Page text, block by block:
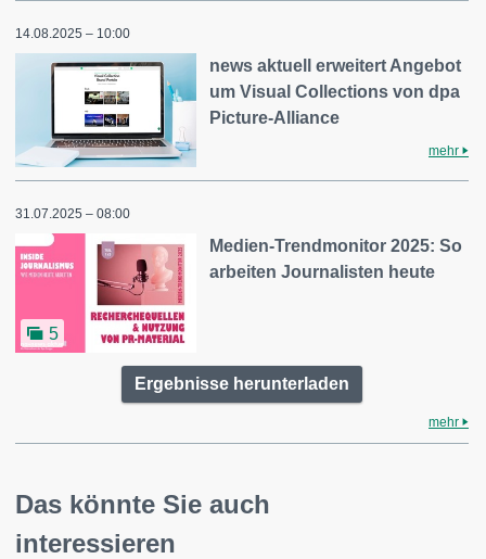
14.08.2025 – 10:00
news aktuell erweitert Angebot
um Visual Collections von dpa
Picture-Alliance
mehr
31.07.2025 – 08:00
5
Medien-Trendmonitor 2025: So
arbeiten Journalisten heute
Ergebnisse herunterladen
mehr
Das könnte Sie auch
interessieren